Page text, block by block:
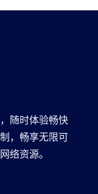
随时体验畅快
，畅享无限可
络资源。